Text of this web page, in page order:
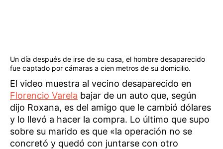
Un día después de irse de su casa, el hombre desaparecido
fue captado por cámaras a cien metros de su domicilio.
El video muestra al vecino desaparecido en
Florencio Varela bajar de un auto que, según
dijo Roxana, es del amigo que le cambió dólares
y lo llevó a hacer la compra. Lo último que supo
sobre su marido es que «la operación no se
concretó y quedó con juntarse con otro